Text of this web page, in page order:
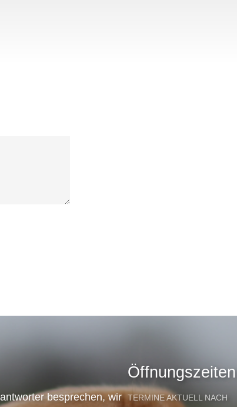
besprechen, wir
Öffnungszeiten
TERMINE AKTUELL NACH